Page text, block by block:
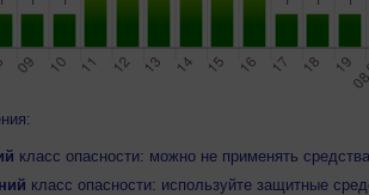
класс опасности: можно не применять
класс опасности: используйте защитные